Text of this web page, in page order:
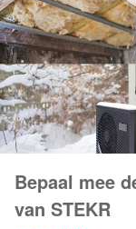
Bepaal mee
van STEKR